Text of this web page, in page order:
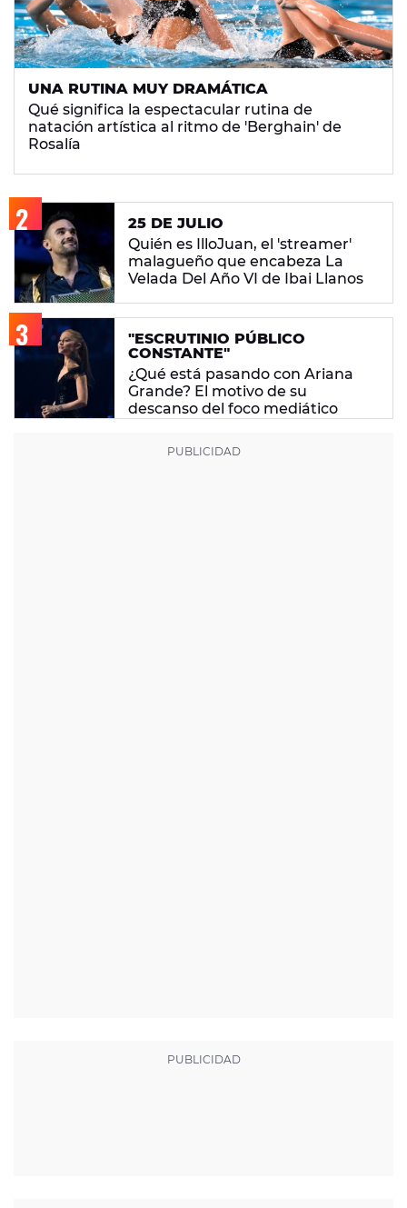
UNA RUTINA MUY DRAMÁTICA
Qué significa la espectacular rutina de
natación artística al ritmo de 'Berghain' de
Rosalía
25 DE JULIO
Quién es IlloJuan, el 'streamer'
malagueño que encabeza La
Velada Del Año VI de Ibai Llanos
"ESCRUTINIO PÚBLICO
CONSTANTE"
¿Qué está pasando con Ariana
Grande? El motivo de su
descanso del foco mediático